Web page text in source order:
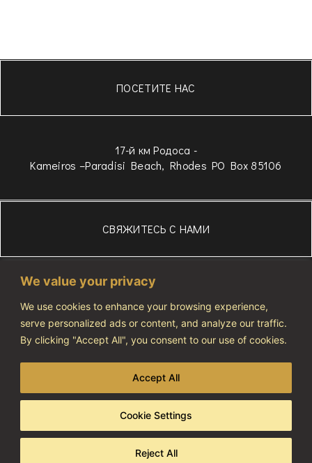
We value your privacy
We use cookies to enhance your browsing experience,
serve personalized ads or content, and analyze our traffic.
By clicking "Accept All", you consent to our use of cookies.
Cookie Settings
Reject All
Accept All
ПОСЕТИТЕ НАС
17-й км Родоса -
Kameiros –Paradisi Beach, Rhodes PO Box 85106
СВЯЖИТЕСЬ С НАМИ
WhatsApp
+306972607686
info@vivatourismo.eu
NOTIFICATION NUMBER: 1274464
Copyright 2023 © All rights reserved